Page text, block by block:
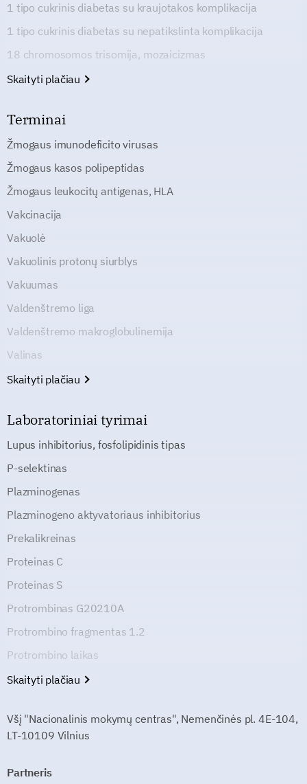
1 tipo cukrinis diabetas su kraujotakos komplikacija
1 tipo cukrinis diabetas su nepatikslinta komplikacija
18 chromosomos trisomija, mozaicizmas
Skaityti plačiau
Terminai
Žmogaus imunodeficito virusas
Žmogaus kasos polipeptidas
Žmogaus leukocitų antigenas, HLA
Vakcinacija
Vakuolė
Vakuolinis protonų siurblys
Vakuumas
Valdenštremo liga
Valdenštremo makroglobulinemija
Valinas
Skaityti plačiau
Laboratoriniai tyrimai
Lupus inhibitorius, fosfolipidinis tipas
P-selektinas
Plazminogenas
Plazminogeno aktyvatoriaus inhibitorius
Prekalikreinas
Proteinas C
Proteinas S
Protrombinas G20210A
Protrombino fragmentas 1.2
Protrombino laikas
Skaityti plačiau
Všį "Nacionalinis mokymų centras", Nemenčinės pl. 4E-104,
LT-10109 Vilnius
Partneris